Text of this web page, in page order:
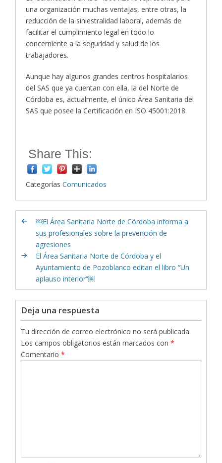
una organización muchas ventajas, entre otras, la
reducción de la siniestralidad laboral, además de
facilitar el cumplimiento legal en todo lo
concerniente a la seguridad y salud de los
trabajadores.
Aunque hay algunos grandes centros hospitalarios
del SAS que ya cuentan con ella, la del Norte de
Córdoba es, actualmente, el único Área Sanitaria del
SAS que posee la Certificación en ISO 45001:2018.
Share This:
Categorías Comunicados
￼El Área Sanitaria Norte de Córdoba informa a
sus profesionales sobre la prevención de
agresiones
El Área Sanitaria Norte de Córdoba y el
Ayuntamiento de Pozoblanco editan el libro “Un
aplauso interior”￼
Deja una respuesta
Tu dirección de correo electrónico no será publicada.
Los campos obligatorios están marcados con*
Comentario*